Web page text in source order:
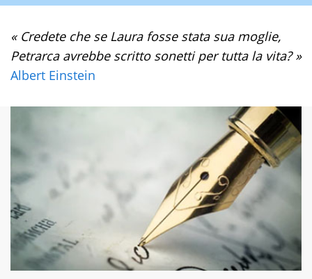
« Credete che se Laura fosse stata sua moglie,
Petrarca avrebbe scritto sonetti per tutta la vita? »
Albert Einstein